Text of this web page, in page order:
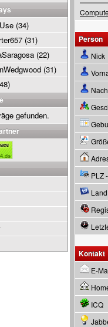
Person
Nick
PLZ
Land
Kontakt
E-
ICQ
(34)
(31)
(22)
(31)
gefunden.